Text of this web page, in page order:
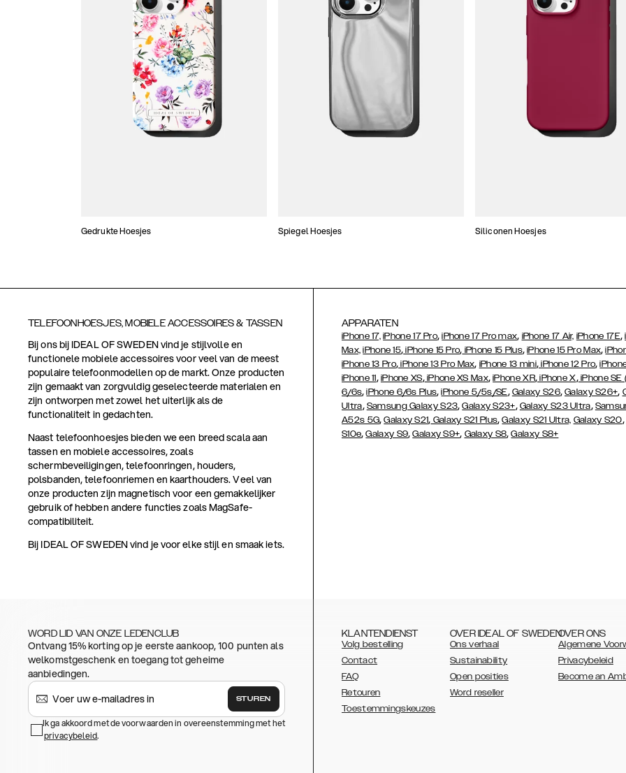
Gedrukte Hoesjes Spiegel Hoesjes Siliconen Hoesjes
TELEFOONHOESJES, MOBIELE ACCESSOIRES & TASSEN
Bij ons bij IDEAL OF SWEDEN vind je stijlvolle en
functionele mobiele accessoires voor veel van de meest
populaire telefoonmodellen op de markt. Onze producten
zijn gemaakt van zorgvuldig geselecteerde materialen en
zijn ontworpen met zowel het uiterlijk als de
functionaliteit in gedachten.
Naast telefoonhoesjes bieden we een breed scala aan
tassen en mobiele accessoires, zoals
schermbeveiligingen, telefoonringen, houders,
polsbanden, telefoonriemen en kaarthouders. Veel van
onze producten zijn magnetisch voor een gemakkelijker
gebruik of hebben andere functies zoals MagSafe-
compatibiliteit.
Bij IDEAL OF SWEDEN vind je voor elke stijl en smaak iets.
APPARATEN
iPhone 17, iPhone 17 Pro,iPhone 17 Pro max, iPhone 17 Air, iPhone 17E,
Max, iPhone 15, iPhone 15 Pro, iPhone 15 Plus,iPhone 15 Pro Max,
iPhone 13 Pro, iPhone 13 Pro Max, iPhone 13 mini,iPhone 12 Pro,
iPhone 11, iPhone XS,iPhone XS Max,iPhone XR,iPhone X,iPhone
6/6s,iPhone 6/6s Plus,iPhone 5/5s/SE, Galaxy S26,Galaxy S26+,
Ultra, Samsung Galaxy S23,Galaxy S23+, Galaxy S23 Ultra,
A52s 5G,Galaxy S21, Galaxy S21 Plus,Galaxy S21 Ultra, Galaxy S20,
S10e,Galaxy S9,Galaxy S9+, Galaxy S8,Galaxy S8+
WORD LID VAN ONZE LEDENCLUB
Ontvang 15% korting op je eerste aankoop, 100 punten als
welkomstgeschenk en toegang tot geheime
aanbiedingen.
STUREN
Ik ga akkoord met de voorwaarden in overeenstemming met het
privacybeleid.
KLANTENDIENST
Volg bestelling
Contact
FAQ
Retouren
Toestemmingskeuzes
OVER IDEAL OF SWEDEN
Ons verhaal
Sustainability
Open posities
Word reseller
OVER ONS
Algemene
Privacybeleid
Become an
AUSTRALIA